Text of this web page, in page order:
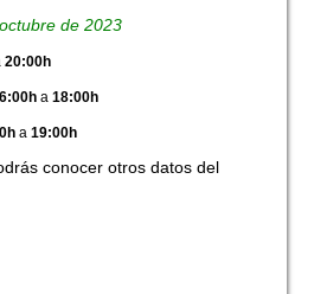
de 2023
20:00h
a 18:00h
a 19:00h
conocer otros datos del